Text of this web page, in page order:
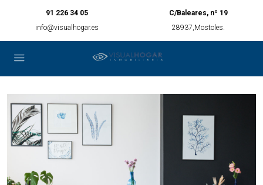
91 226 34 05
info@visualhogar.es
C/Baleares, nº 19
28937,Mostoles.